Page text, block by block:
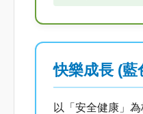
快樂成長 (藍
以「安全健康」